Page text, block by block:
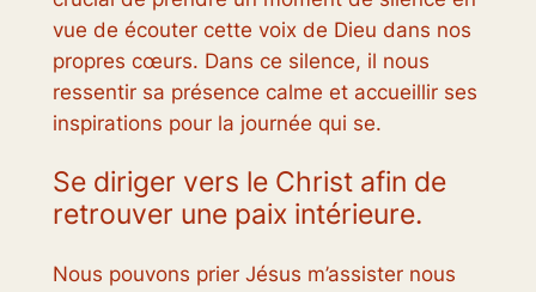
vue de écouter cette voix de Dieu dans nos
propres cœurs. Dans ce silence, il nous
ressentir sa présence calme et accueillir ses
inspirations pour la journée qui se.
Se diriger vers le Christ afin de
retrouver une paix intérieure.
Nous pouvons prier Jésus m’assister nous